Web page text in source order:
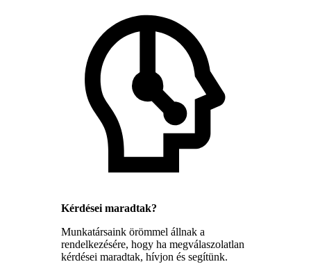
Kérdései maradtak?
Munkatársaink örömmel állnak a
rendelkezésére, hogy ha megválaszolatlan
kérdései maradtak, hívjon és segítünk.